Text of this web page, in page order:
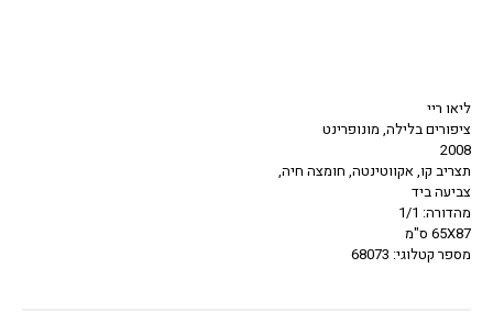
ליאו ריי
ציפורים בלילה, מונופרינט
2008
תצריב קו, אקווטינטה, חומצה חיה,
צביעה ביד
מהדורה: 1/1
65X87 ס"מ
מספר קטלוגי: 68073